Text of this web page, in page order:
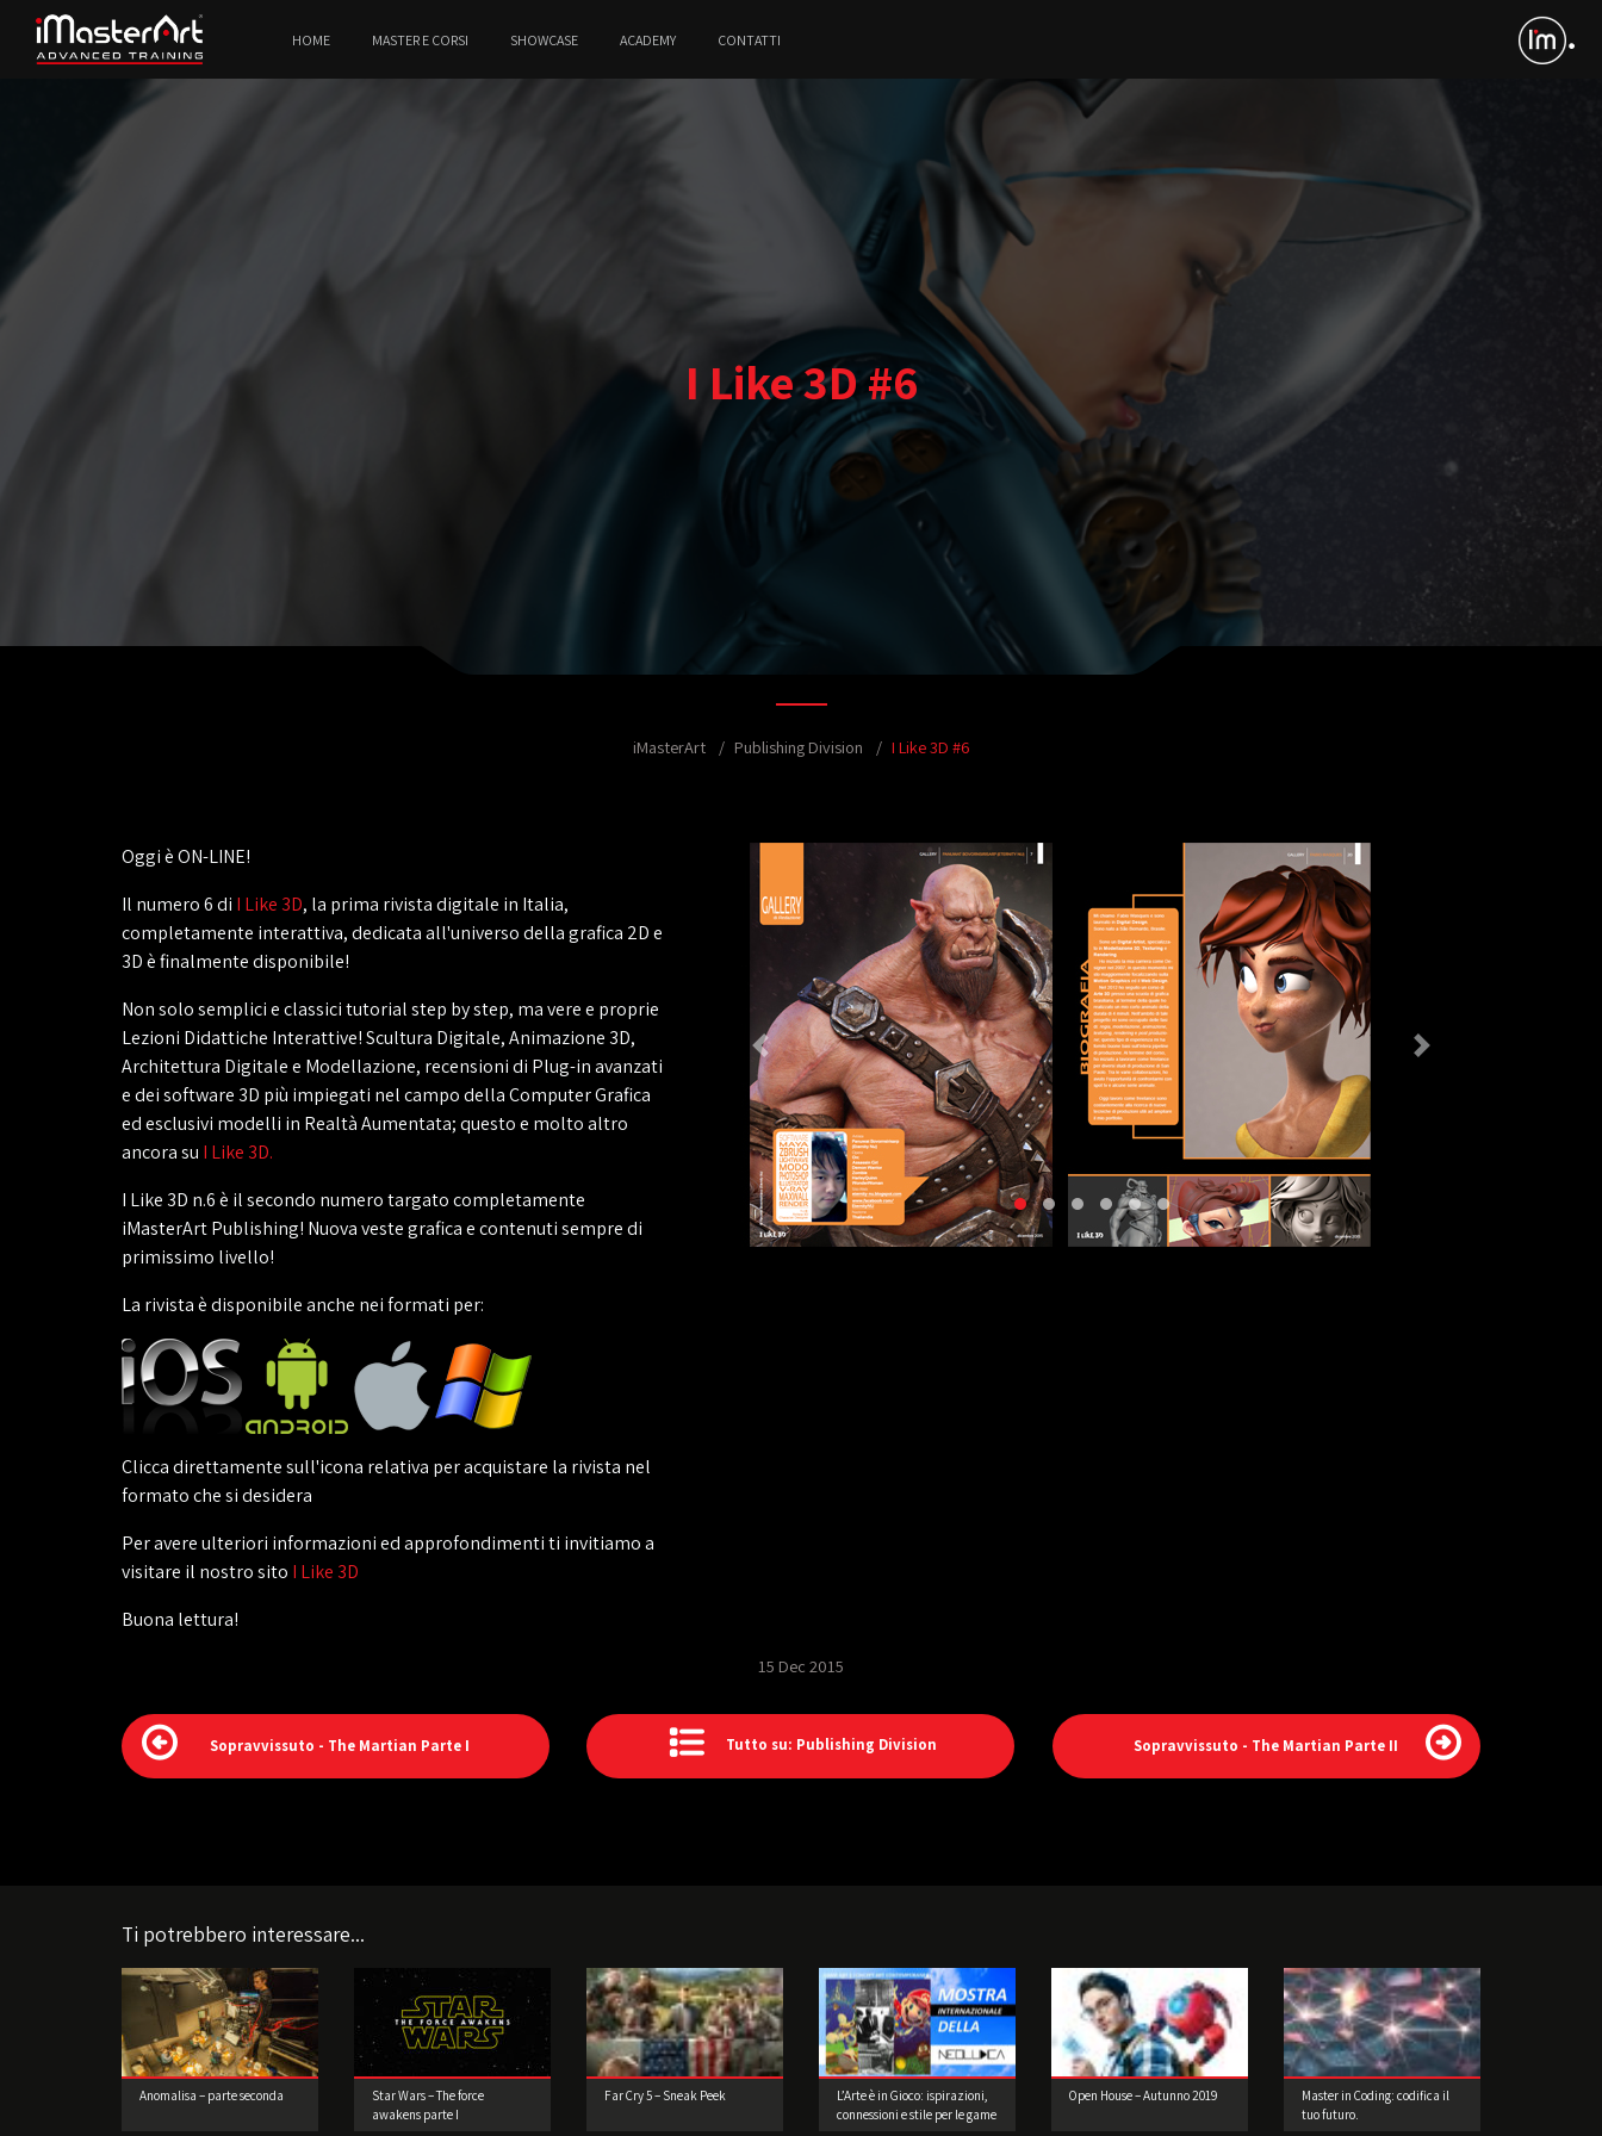
HOME MASTER E CORSI SHOWCASE ACADEMY CONTATTI
I Like 3D #6
iMasterArt Publishing Division I Like 3D #6
Oggi è ON-LINE!
Il numero 6 di I Like 3D, la prima rivista digitale in Italia,
completamente interattiva, dedicata all'universo della grafica 2D e
3D è finalmente disponibile!
Non solo semplici e classici tutorial step by step, ma vere e proprie
Lezioni Didattiche Interattive! Scultura Digitale, Animazione 3D,
Architettura Digitale e Modellazione, recensioni di Plug-in avanzati
e dei software 3D più impiegati nel campo della Computer Grafica
ed esclusivi modelli in Realtà Aumentata; questo e molto altro
ancora su I Like 3D.
I Like 3D n.6 è il secondo numero targato completamente
iMasterArt Publishing! Nuova veste grafica e contenuti sempre di
primissimo livello!
La rivista è disponibile anche nei formati per:
Clicca direttamente sull'icona relativa per acquistare la rivista nel
formato che si desidera
Per avere ulteriori informazioni ed approfondimenti ti invitiamo a
visitare il nostro sito I Like 3D
Buona lettura!
15 Dec 2015
Sopravvissuto - The Martian Parte I Tutto su: Publishing Division Sopravvissuto - The Martian Parte II
Ti potrebbero interessare...
Anomalisa – parte seconda
Star Wars – The force
awakens parte I
Far Cry 5 – Sneak Peek
L’Arte è in Gioco: ispirazioni,
connessioni e stile per le game
Open House – Autunno 2019
Master in Coding: codifica il
tuo futuro.